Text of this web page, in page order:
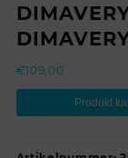
€109,00
Produkt